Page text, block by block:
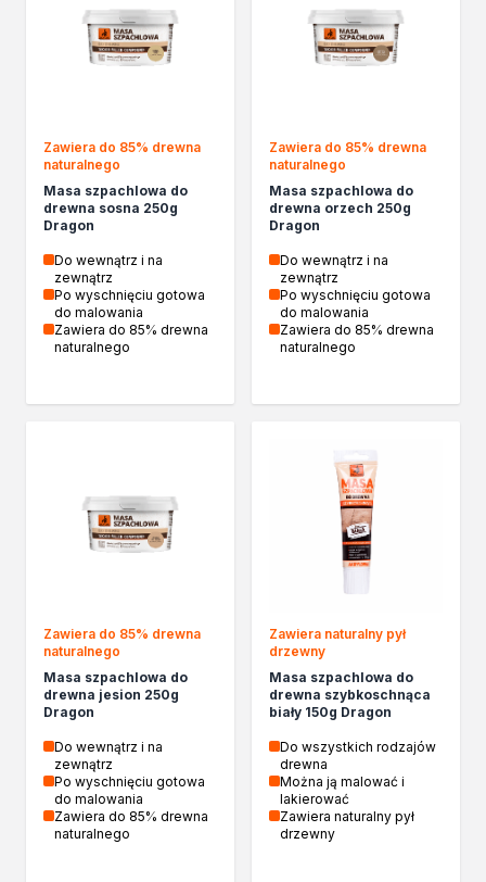
Biopaliwa do biokominków
Akcja Zima
Poznaj Dragona
Aktualności
Społeczna odpowiedzialność
Praca
Praktyki zawodowe
Ekspert radzi
Mistrz w 5 krokach
Nowości
Kontakt
Zawiera do 85% drewna
naturalnego
Masa szpachlowa do
drewna sosna 250g
Dragon
Do wewnątrz i na
zewnątrz
Po wyschnięciu gotowa
do malowania
Zawiera do 85% drewna
naturalnego
Zawiera do 85% drewna
naturalnego
Masa szpachlowa do
drewna orzech 250g
Dragon
Do wewnątrz i na
zewnątrz
Po wyschnięciu gotowa
do malowania
Zawiera do 85% drewna
naturalnego
Zawiera do 85% drewna
naturalnego
Masa szpachlowa do
drewna jesion 250g
Dragon
Do wewnątrz i na
zewnątrz
Po wyschnięciu gotowa
do malowania
Zawiera do 85% drewna
naturalnego
Zawiera naturalny pył
drzewny
Masa szpachlowa do
drewna szybkoschnąca
biały 150g Dragon
Do wszystkich rodzajów
drewna
Można ją malować i
lakierować
Zawiera naturalny pył
drzewny